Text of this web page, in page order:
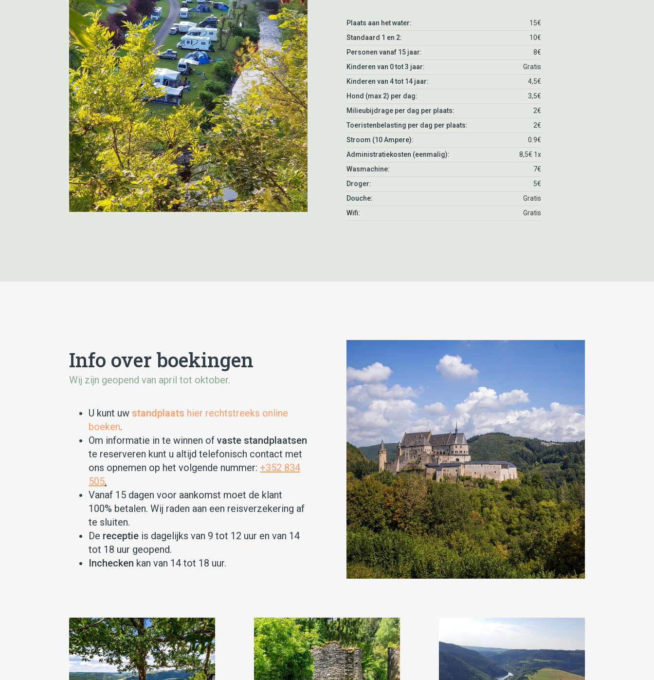
Plaats aan het water:
15€
Standaard 1 en 2:
10€
Personen vanaf 15 jaar:
8€
Kinderen van 0 tot 3 jaar:
Gratis
Kinderen van 4 tot 14 jaar:
4,5€
Hond (max 2) per dag:
3,5€
Milieubijdrage per dag per plaats:
2€
Toeristenbelasting per dag per plaats:
2€
Stroom (10 Ampere):
0.9€
Administratiekosten (eenmalig):
8,5€ 1x
Wasmachine:
7€
Droger:
5€
Douche:
Gratis
Wifi:
Gratis
Info over boekingen
Wij zijn geopend van april tot oktober.
U kunt uw standplaats hier rechtstreeks online
boeken.
Om informatie in te winnen of vaste standplaatsen
te reserveren kunt u altijd telefonisch contact met
ons opnemen op het volgende nummer: +352 834
505.
Vanaf 15 dagen voor aankomst moet de klant
100% betalen. Wij raden aan een reisverzekering af
te sluiten.
De receptie is dagelijks van 9 tot 12 uur en van 14
tot 18 uur geopend.
Inchecken kan van 14 tot 18 uur.